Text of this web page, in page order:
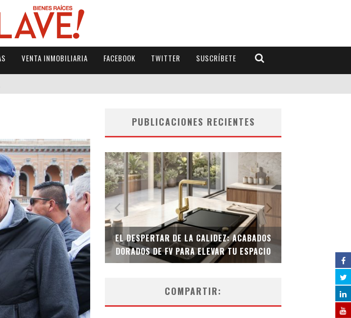
VENTA INMOBILIARIA FACEBOOK TWITTER SUSCRÍBETE
PUBLICACIONES RECIENTES
– XI CONVENCIÓN
EL DESPERTAR DE LA CALIDEZ: ACABADOS
DORADOS DE FV PARA ELEVAR TU ESPACIO
EL INODORO
COMPARTIR: